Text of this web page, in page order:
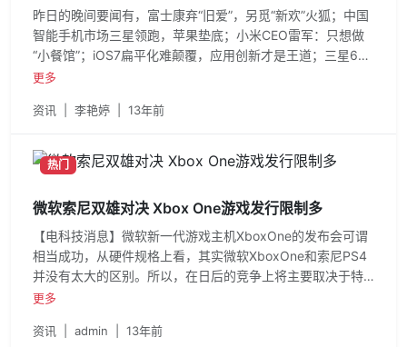
昨日的晚间要闻有，富士康弃“旧爱”，另觅“新欢”火狐；中国
智能手机市场三星领跑，苹果垫底；小米CEO雷军：只想做
“小餐馆”；iOS7扁平化难颠覆，应用创新才是王道；三星6月
举办新品
更多
资讯 李艳婷 13年前
热门
微软索尼双雄对决 Xbox One游戏发行限制多
【电科技消息】微软新一代游戏主机XboxOne的发布会可谓
相当成功，从硬件规格上看，其实微软XboxOne和索尼PS4
并没有太大的区别。所以，在日后的竞争上将主要取决于特
色功能服务和各自的游戏
更多
资讯 admin 13年前